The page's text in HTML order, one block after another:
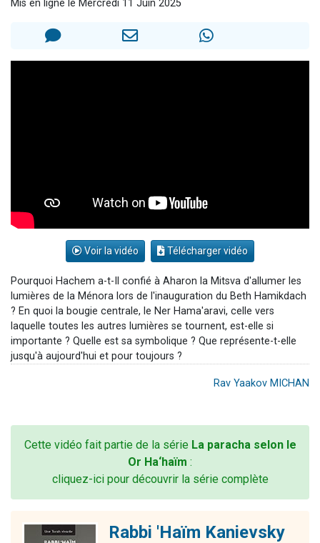
Mis en ligne le Mercredi 11 Juin 2025
Voir la vidéo Télécharger vidéo
Pourquoi Hachem a-t-Il confié à Aharon la Mitsva d'allumer les
lumières de la Ménora lors de l'inauguration du Beth Hamikdach
? En quoi la bougie centrale, le Ner Hama'aravi, celle vers
laquelle toutes les autres lumières se tournent, est-elle si
importante ? Quelle est sa symbolique ? Que représente-t-elle
jusqu'à aujourd'hui et pour toujours ?
Rav Yaakov MICHAN
Cette vidéo fait partie de la série La paracha selon le
Or Ha‘haïm :
cliquez-ici pour découvrir la série complète
Rabbi 'Haïm Kanievsky